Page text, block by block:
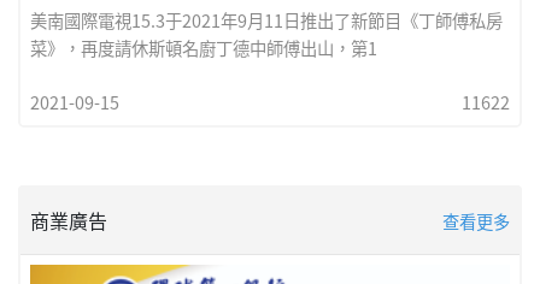
美南國際電視15.3于2021年9月11日推出了新節目《丁師傅私房
菜》，再度請休斯頓名廚丁德中師傅出山，第1
2021-09-15 11622
商業廣告 查看更多